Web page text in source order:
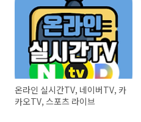
온라인 실시간TV, 네이버TV, 카
카오TV, 스포츠 라이브